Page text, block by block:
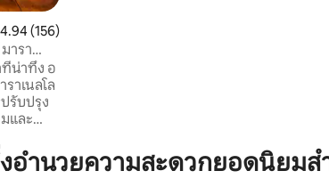
แนนเฉลี่ย 4.94 จาก 5, 156 รีวิว
4.94 (156)
ารา
น่าทึ่ง อ
าเนลโล
และ
ละห้อง
าโนรา
อำนวยความสะดวกยอดนิยม